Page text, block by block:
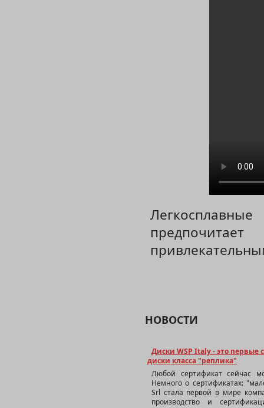
W2411
НОВОСТИ
Диски WSP Italy - это
диски класса "реплика"
Любой сертификат сейчас
Немного о сертификатах:
Srl стала первой в мире
производство и